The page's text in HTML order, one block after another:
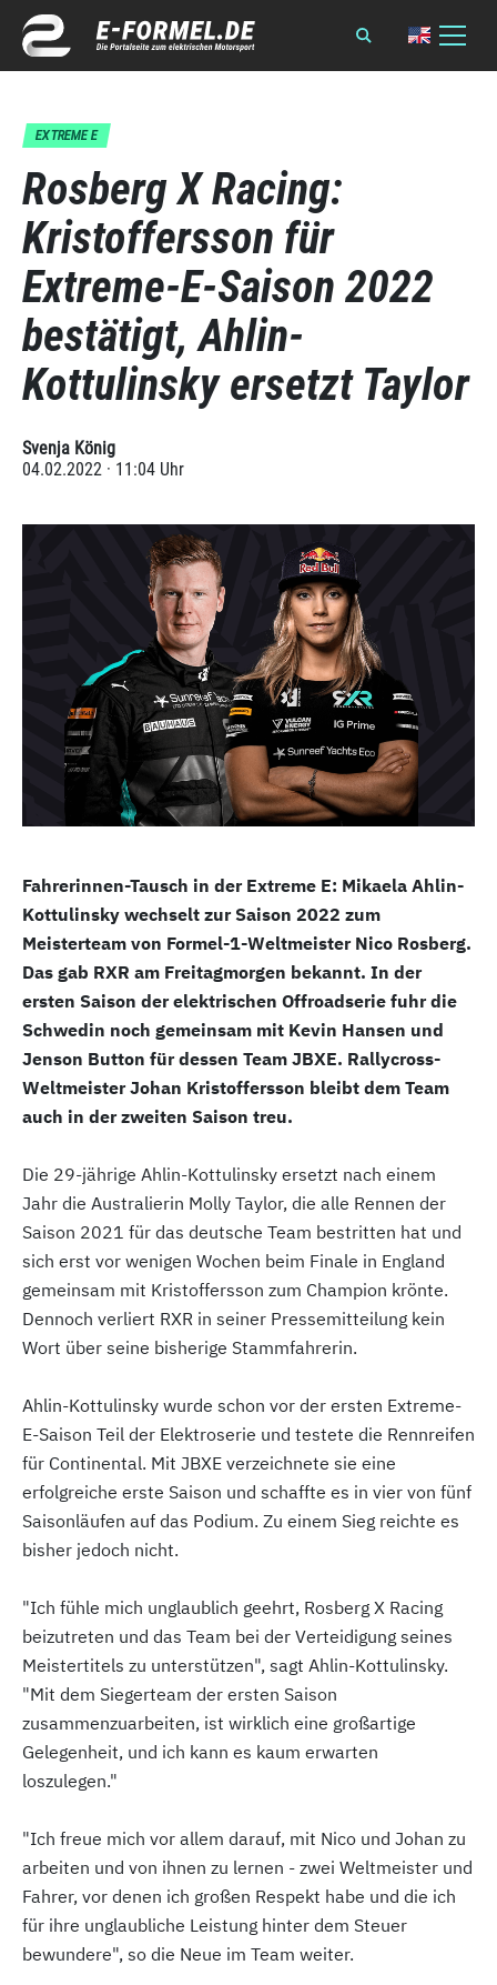
EXTREME E
Rosberg X Racing:
Kristoffersson für
Extreme-E-Saison 2022
bestätigt, Ahlin-
Kottulinsky ersetzt Taylor
Svenja König
04.02.2022 · 11:04 Uhr
Fahrerinnen-Tausch in der Extreme E: Mikaela Ahlin-
Kottulinsky wechselt zur Saison 2022 zum
Meisterteam von Formel-1-Weltmeister Nico Rosberg.
Das gab RXR am Freitagmorgen bekannt. In der
ersten Saison der elektrischen Offroadserie fuhr die
Schwedin noch gemeinsam mit Kevin Hansen und
Jenson Button für dessen Team JBXE. Rallycross-
Weltmeister Johan Kristoffersson bleibt dem Team
auch in der zweiten Saison treu.
Die 29-jährige Ahlin-Kottulinsky ersetzt nach einem
Jahr die Australierin Molly Taylor, die alle Rennen der
Saison 2021 für das deutsche Team bestritten hat und
sich erst vor wenigen Wochen beim Finale in England
gemeinsam mit Kristoffersson zum Champion krönte.
Dennoch verliert RXR in seiner Pressemitteilung kein
Wort über seine bisherige Stammfahrerin.
Ahlin-Kottulinsky wurde schon vor der ersten Extreme-
E-Saison Teil der Elektroserie und testete die Rennreifen
für Continental. Mit JBXE verzeichnete sie eine
erfolgreiche erste Saison und schaffte es in vier von fünf
Saisonläufen auf das Podium. Zu einem Sieg reichte es
bisher jedoch nicht.
"Ich fühle mich unglaublich geehrt, Rosberg X Racing
beizutreten und das Team bei der Verteidigung seines
Meistertitels zu unterstützen", sagt Ahlin-Kottulinsky.
"Mit dem Siegerteam der ersten Saison
zusammenzuarbeiten, ist wirklich eine großartige
Gelegenheit, und ich kann es kaum erwarten
loszulegen."
"Ich freue mich vor allem darauf, mit Nico und Johan zu
arbeiten und von ihnen zu lernen - zwei Weltmeister und
Fahrer, vor denen ich großen Respekt habe und die ich
für ihre unglaubliche Leistung hinter dem Steuer
bewundere", so die Neue im Team weiter.